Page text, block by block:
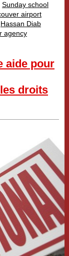
Sunday school
airport
Hassan Diab
agency
aide pour
droits